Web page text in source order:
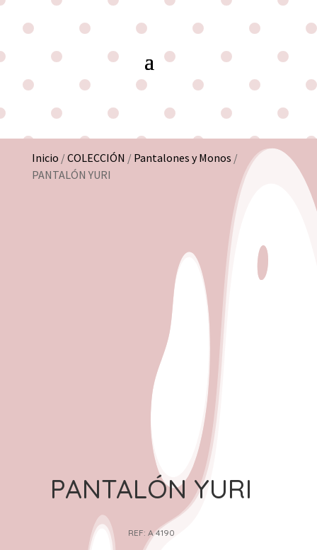
Inicio /COLECCIÓN / Pantalones y Monos /
PANTALÓN YURI
PANTALÓN YURI
REF: A 4190